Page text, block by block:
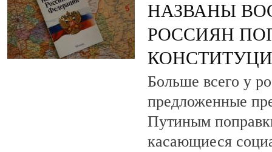
НАЗВАНЫ
РОССИЯН
Больше всего у
предложенные
Путиным
касающиеся